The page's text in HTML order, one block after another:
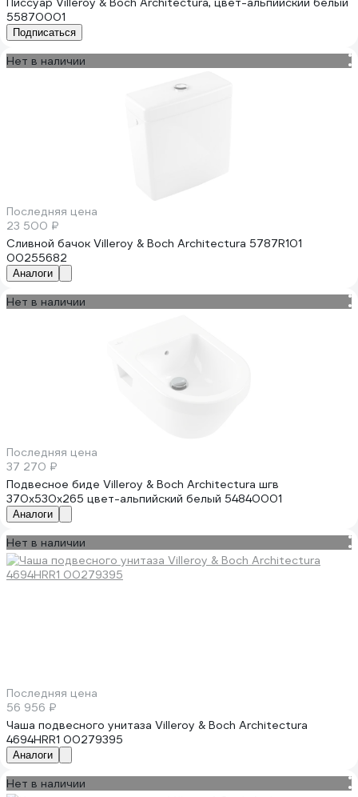
55870001
Подписаться
Нет в наличии
Последняя цена
23 500 ₽
Сливной бачок Villeroy & Boch Architectura 5787R101
00255682
Аналоги
Нет в наличии
Последняя цена
37 270 ₽
Подвесное биде Villeroy & Boch Architectura шгв
370x530x265 цвет-альпийский белый 54840001
Аналоги
Нет в наличии
Последняя цена
56 956 ₽
Чаша подвесного унитаза Villeroy & Boch Architectura
4694HRR1 00279395
Аналоги
Нет в наличии